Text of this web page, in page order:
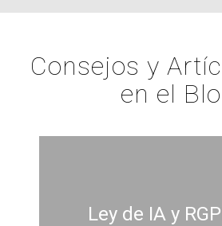
Consejos y
en el
Ley de IA y